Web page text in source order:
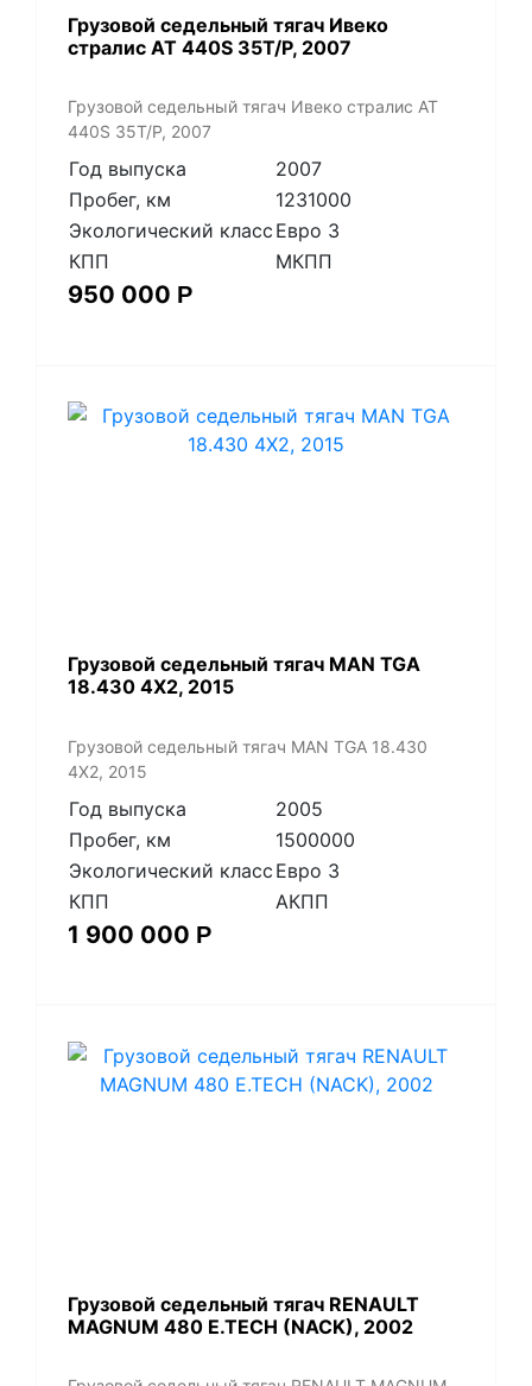
Грузовой седельный тягач Ивеко
стралис АТ 440S 35T/P, 2007
Грузовой седельный тягач Ивеко стралис АТ
440S 35T/P, 2007
Год выпуска
2007
Пробег, км
1231000
Экологический класс Евро 3
КПП
МКПП
950 000 Р
​Грузовой седельный тягач MAN TGA
18.430 4X2, 2015
​Грузовой седельный тягач MAN TGA 18.430
4X2, 2015
Год выпуска
2005
Пробег, км
1500000
Экологический класс Евро 3
КПП
АКПП
1 900 000 Р
​Грузовой седельный тягач RENAULT
MAGNUM 480 E.TECH (NACK), 2002